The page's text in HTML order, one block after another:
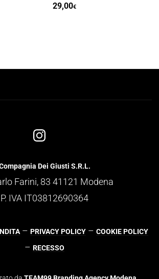
29,00€
Dei Giusti S.R.L.
Farini, 83 41121 Modena
P. IVA IT03812690364
– PRIVACY POLICY – COOKIE POLICY
– RECESSO